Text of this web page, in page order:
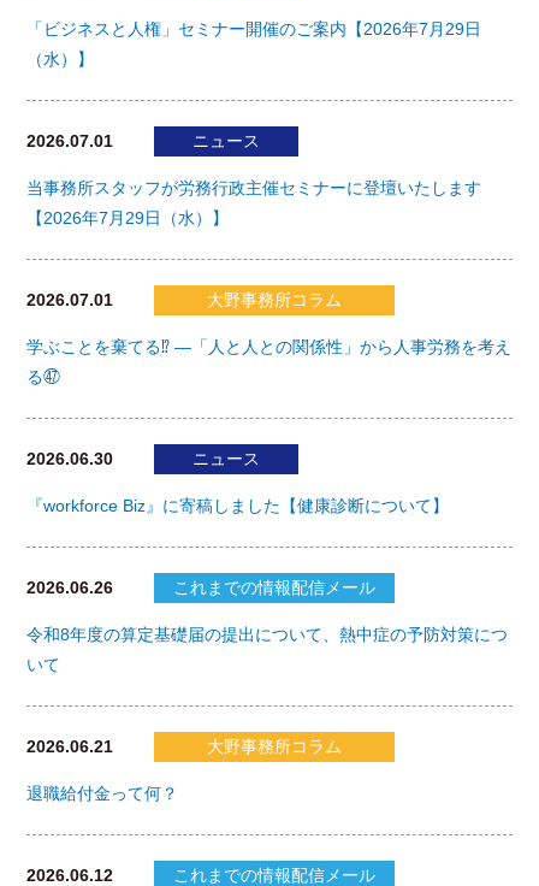
「ビジネスと人権」セミナー開催のご案内【2026年7月29日
（水）】
2026.07.01 ニュース
当事務所スタッフが労務行政主催セミナーに登壇いたします
【2026年7月29日（水）】
2026.07.01 大野事務所コラム
学ぶことを棄てる⁉ ―「人と人との関係性」から人事労務を考え
る㊼
2026.06.30 ニュース
『workforce Biz』に寄稿しました【健康診断について】
2026.06.26 これまでの情報配信メール
令和8年度の算定基礎届の提出について、熱中症の予防対策につ
いて
2026.06.21 大野事務所コラム
退職給付金って何？
2026.06.12 これまでの情報配信メール